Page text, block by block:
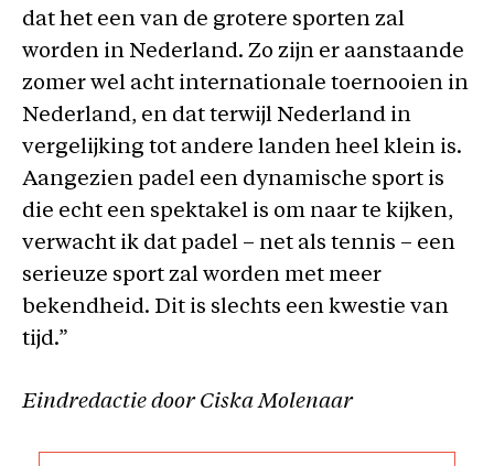
dat het een van de grotere sporten zal
worden in Nederland. Zo zijn er aanstaande
zomer wel acht internationale toernooien in
Nederland, en dat terwijl Nederland in
vergelijking tot andere landen heel klein is.
Aangezien padel een dynamische sport is
die echt een spektakel is om naar te kijken,
verwacht ik dat padel – net als tennis – een
serieuze sport zal worden met meer
bekendheid. Dit is slechts een kwestie van
tijd.”
Eindredactie door Ciska Molenaar